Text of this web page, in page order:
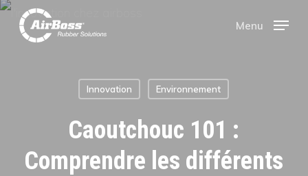
Skip
Menu
Innovation Environnement
Caoutchouc 101 :
Comprendre les différents